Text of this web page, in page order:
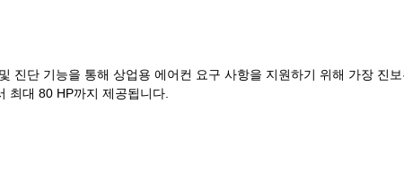
진단 기능을 통해 상업용 에어컨 요구 사항을 지원하기 위해 가장 진
최대 80 HP까지 제공됩니다.